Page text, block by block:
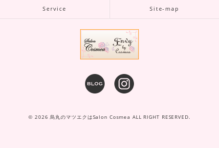
Service Site-map
© 2026 烏丸のマツエクはSalon Cosmea ALL RIGHT RESERVED.